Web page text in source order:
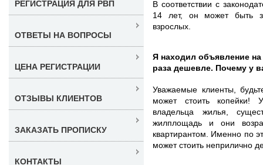
В соответствии с
14 лет, он может быть
взрослых.
Я находил объявление
раза дешевле. Почему у
Уважаемые клиенты,
может стоить копейки!
владельца жилья,
жилплощадь и они
квартирантом. Именно по
может стоить неприлично
РЕГИСТРАЦИЯ ДЛЯ РВП
ОТВЕТЫ НА ВОПРОСЫ
ЦЕНА РЕГИСТРАЦИИ
ОТЗЫВЫ КЛИЕНТОВ
ЗАКАЗАТЬ ПРОПИСКУ
КОНТАКТЫ